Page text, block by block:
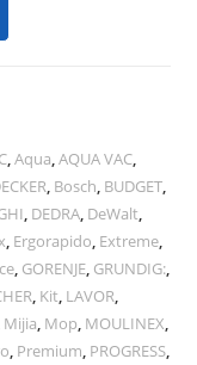
,Aqua,AQUA VAC,
, Bosch, BUDGET,
, DEDRA, DeWalt,
, Ergorapido, Extreme,
, GORENJE, GRUNDIG:,
, Kit, LAVOR,
Mijia, Mop, MOULINEX,
, Premium, PROGRESS,